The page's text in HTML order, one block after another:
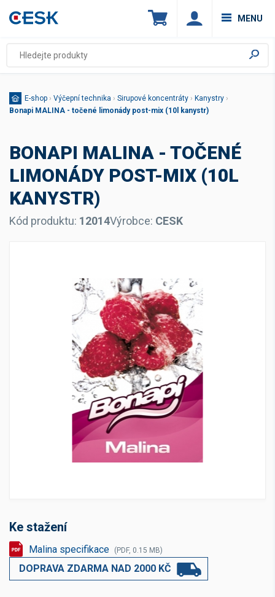
MENU
E-shop › Výčepní technika › Sirupové koncentráty › Kanystry ›
Bonapi MALINA - točené limonády post-mix (10l kanystr)
BONAPI MALINA - TOČENÉ
LIMONÁDY POST-MIX (10L
KANYSTR)
Kód produktu: 12014Výrobce: CESK
Ke stažení
Malina specifikace (PDF, 0.15 MB)
DOPRAVA ZDARMA NAD 2000 KČ